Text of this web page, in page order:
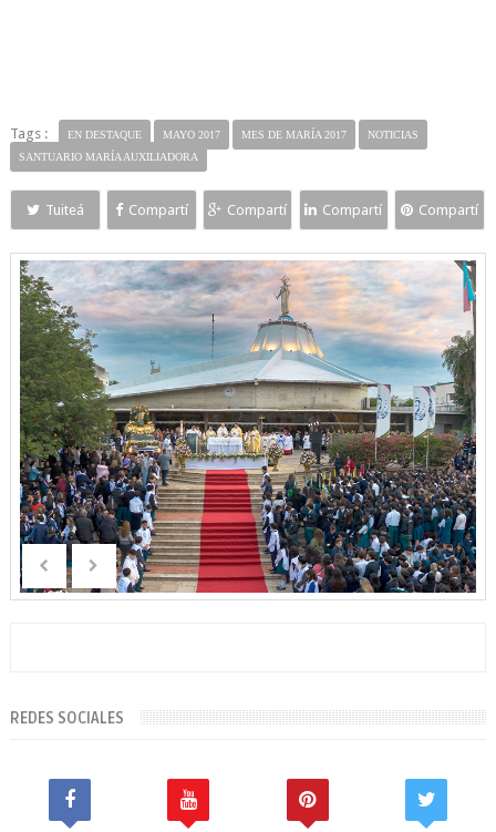
Tags : EN DESTAQUE MAYO 2017 MES DE MARÍA 2017
NOTICIAS
SANTUARIO MARÍA AUXILIADORA
Tuiteá Compartí Compartí Compartí Compartí
REDES SOCIALES